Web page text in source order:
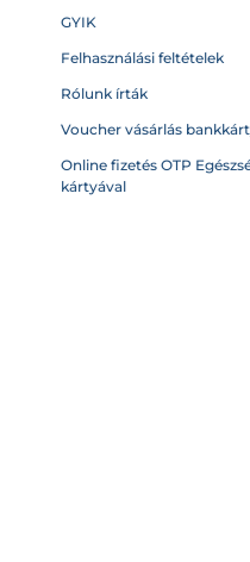
GYIK
Felhasználási feltételek
Rólunk írták
Voucher vásárlás
Online fizetés OTP
kártyával